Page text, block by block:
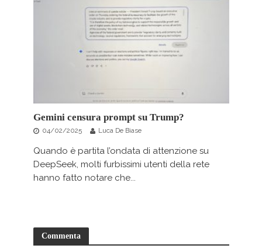
Gemini censura prompt su Trump?
04/02/2025 Luca De Biase
Quando è partita l’ondata di attenzione su
DeepSeek, molti furbissimi utenti della rete
hanno fatto notare che...
Commenta